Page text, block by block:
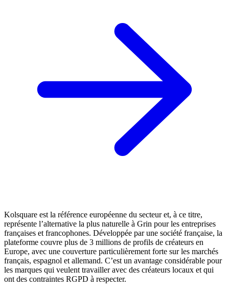
Kolsquare est la référence européenne du secteur et, à ce titre,
représente l’alternative la plus naturelle à Grin pour les entreprises
françaises et francophones. Développée par une société française, la
plateforme couvre plus de 3 millions de profils de créateurs en
Europe, avec une couverture particulièrement forte sur les marchés
français, espagnol et allemand. C’est un avantage considérable pour
les marques qui veulent travailler avec des créateurs locaux et qui
ont des contraintes RGPD à respecter.